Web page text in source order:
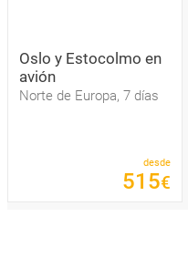
Oslo y Estocolmo en
avión
Norte de Europa, 7 días
desde
515€